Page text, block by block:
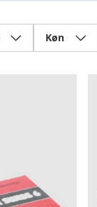
Køn